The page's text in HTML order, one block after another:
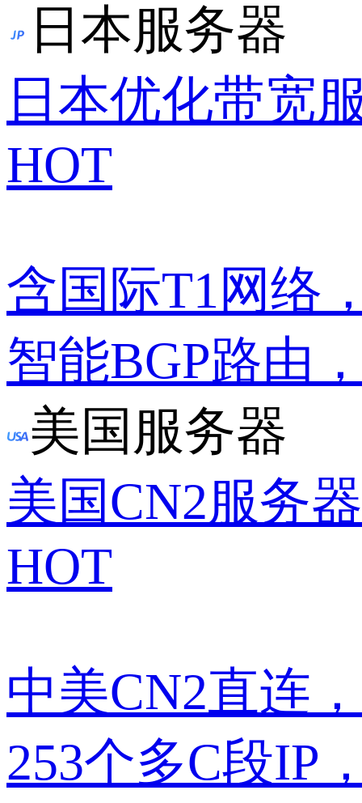
日本服务器
日本优化带宽
HOT
含国际T1网络
智能BGP路由
美国服务器
美国CN2服务器
HOT
中美CN2直连
253个多C段IP